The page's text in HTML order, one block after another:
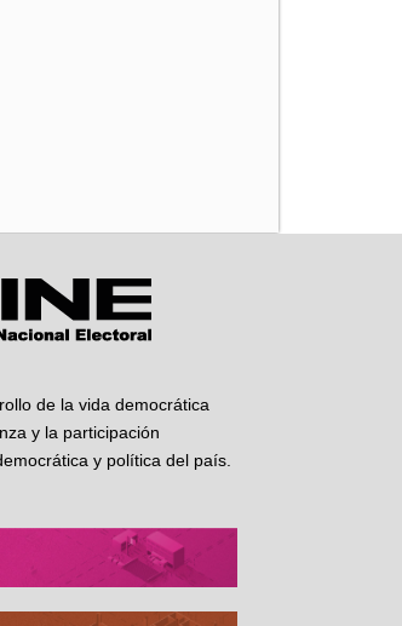
de la vida democrática
y la participación
y política del país.